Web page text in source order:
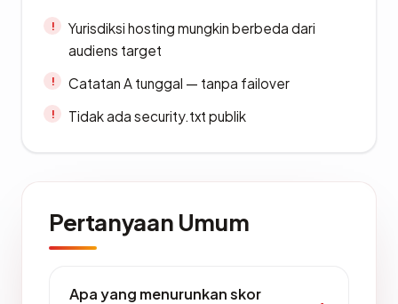
Yurisdiksi hosting mungkin berbeda dari
audiens target
Catatan A tunggal — tanpa failover
Tidak ada security.txt publik
Pertanyaan Umum
Apa yang menurunkan skor